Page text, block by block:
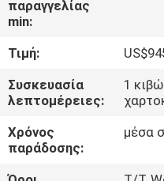
ΈΛΕΓΧΟΣ
ΠΟΙΌΤΗΤΑΣ
ΕΠΙΚΟΙΝΩΝΉΣΤΕ
ΜΑΖΊ
ΜΑΣ
παραγγελίας
min:
Τιμή:
Συσκευασία
λεπτομέρειες:
1
Χρόνος
παράδοσης:
μέσα